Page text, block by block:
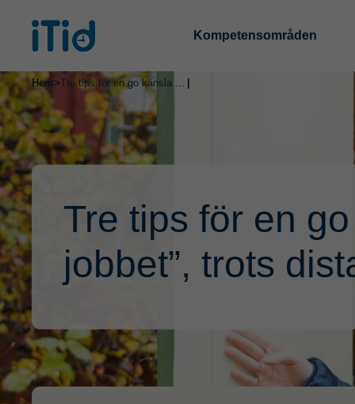
Kompetensområden
Hem> Tre tips för en go känsla ”på jobbet”, trots distansarbete
Tre tips för en
jobbet”, trots